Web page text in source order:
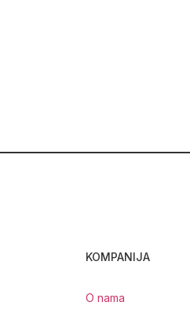
KOMPANIJA
O nama